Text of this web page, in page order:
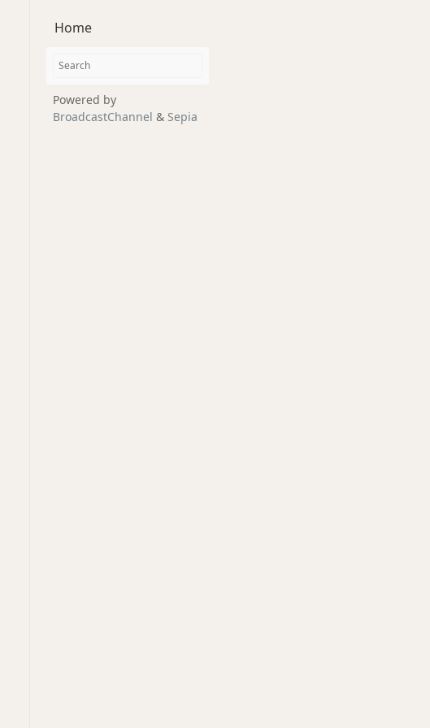
Home
Powered by
BroadcastChannel & Sepia